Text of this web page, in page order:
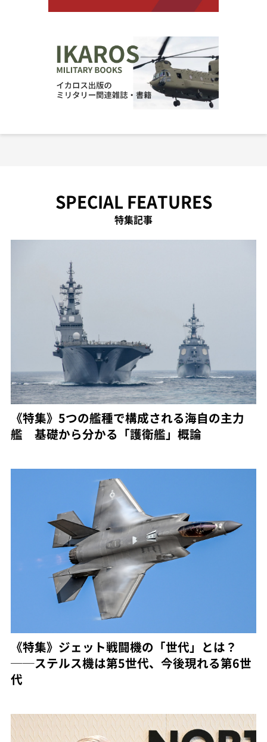
SPECIAL FEATURES
特集記事
《特集》5つの艦種で構成される海自の主力
艦 基礎から分かる「護衛艦」概論
《特集》ジェット戦闘機の「世代」とは？
──ステルス機は第5世代、今後現れる第6世
代